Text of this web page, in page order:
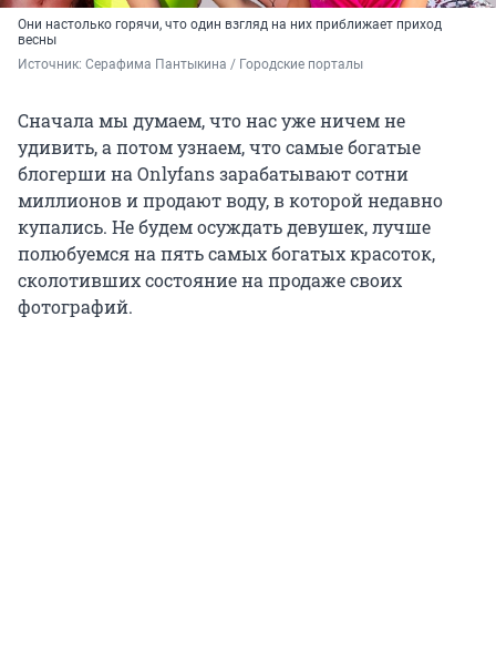
Они настолько горячи, что один взгляд на них приближает приход
весны
Источник: Серафима Пантыкина / Городские порталы
Сначала мы думаем, что нас уже ничем не
удивить, а потом узнаем, что самые богатые
блогерши на Onlyfans зарабатывают сотни
миллионов и продают воду, в которой недавно
купались. Не будем осуждать девушек, лучше
полюбуемся на пять самых богатых красоток,
сколотивших состояние на продаже своих
фотографий.